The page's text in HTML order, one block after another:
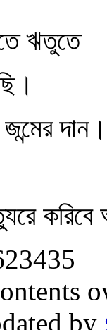
ঋতুতে
দান।
করিবে
by